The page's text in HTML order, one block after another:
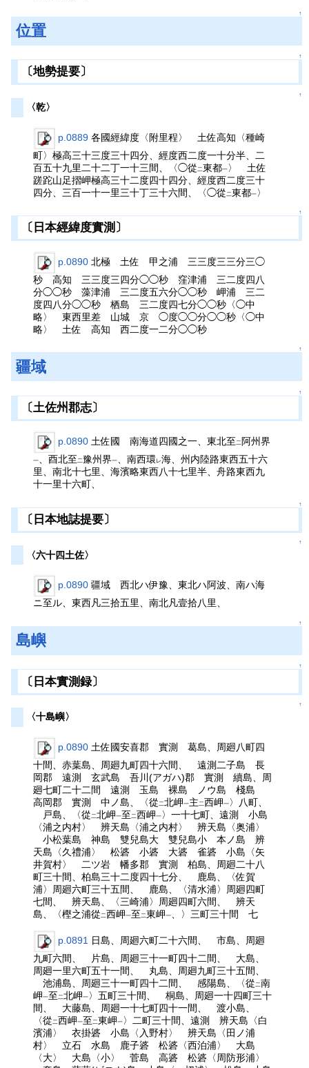
↑
位置
↑
〔地勢提要〕
↑
〈乾〉
p.0889 各國經緯度〈附里程〉 土佐高知〈種崎
町〉極高三十三度三十四分、經度西二度一十分半、二
百五十九里二十二丁一十三間、〈◯從二東都一 〉 土佐
蹉跎山足摺岬極高三十二度四十四分、經度西二度三十
四分、三百一十一里三十丁三十六間、〈◯從二東都一 〉
↑
〔日本經緯度實測〕
p.0890 北極 土佐 甲之浦 三三度三三分三◯
秒 高知 三三度三四分◯◯秒 窪津浦 三二度四八
分◯◯秒 藻津浦 三二度五六分◯◯秒 岬浦 三二
度四八分◯◯秒 栖島 三二度四七分◯◯秒〈◯中
略〉 東西里差 山城 京 ◯度◯◯分◯◯秒〈◯中
略〉 土佐 高知 西二度一二分◯◯秒
↑
疆域
↑
〔土佐州郡志〕
p.0890 土佐國 南海道四國之一、東北至二 阿州界
一、酉北至二豫州界一、南西環レ海、州内陸路東西五十六
里、南北十七里、海濱略東西八十七里半、舟路東西九
十一里十六町、
↑
〔日本地誌提要〕
↑
〈六十四土佐〉
p.0890 疆域 西北ハ伊豫、東北ハ阿波、南ハ海
ニ至ル、東西凡三拾五里、南北凡壹拾八里、
↑
島嶼
↑
〔日本實測録〕
↑
〈十島嶼〉
p.0890 土佐國安喜郡 實測 葛島、周廻八町四
十間、赤葉島、周廻九町四十六間、 遠測二子島 長
岡郡 遠測 玄武島 吾川(アガハ)郡 實測 續島、周
廻七町二十二間 遠測 玉島 裸島 ノウ島 棧島
高岡郡 實測 中ノ島、〈從二北岬一主二西岬一 〉八町、
戸島、〈從二北岬一至二西岬一 〉一十七町、遠測 小島
〈浦之内村〉 辨天島〈浦之内村〉 辨天島〈奥浦〉
小松葉島 神島 雙兒島大 雙兒島小 本ノ島 辨
天島〈久禮浦〉 松碆 小碆 大碆 雀碆 小島〈矢
井賀村〉 二ツ岩 幡多郡 實測 柏島、周廻二十八
町三十間、柏島三十二度四十七分、 鹿島、〈佐賀
浦〉周廻六町三十五間、 鹿島、〈清水浦〉周廻四町
七間、 辨天島、〈三崎浦〉周廻四町六間、 辨天
島、〈樫之浦從二西岬一至二東岬一 、〉三町三十間 七
p.0891 日島、周廻六町二十六間、 市島、周廻
九町六間、 片島、周廻三十一町四十二間、 大島、
周廻一里六町五十一間、 丸島、周廻九町三十五間、
池浦島、周廻三十一町四十二間、 感陽島、〈從二南
岬一至二北岬一 〉五町三十間、 桐島、周廻一十四町三十
間、 大藤島、周廻一十七町四十一間、 渡小島、
〈從二西岬一至二東岬一 〉二町三十間、遠測 辨天島〈白
濱浦〉 衣掛碆 小島〈入野村〉 辨天島〈田ノ浦
村〉 立石 水島 鹿子碆 松碆〈西泊浦〉 大島
〈大〉 大島〈小〉 菅島 高碆 松碆〈周防形浦〉